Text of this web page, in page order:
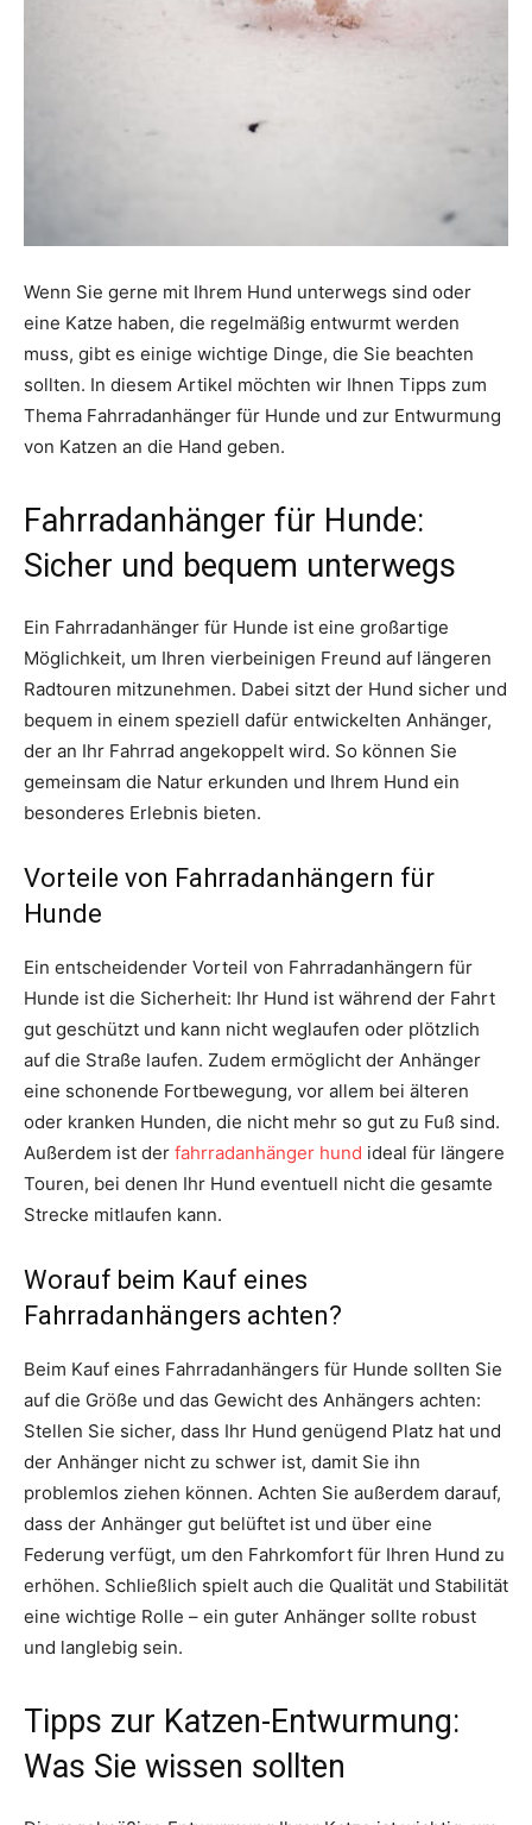
Wenn Sie gerne mit Ihrem Hund unterwegs sind oder
eine Katze haben, die regelmäßig entwurmt werden
muss, gibt es einige wichtige Dinge, die Sie beachten
sollten. In diesem Artikel möchten wir Ihnen Tipps zum
Thema Fahrradanhänger für Hunde und zur Entwurmung
von Katzen an die Hand geben.
Fahrradanhänger für Hunde:
Sicher und bequem unterwegs
Ein Fahrradanhänger für Hunde ist eine großartige
Möglichkeit, um Ihren vierbeinigen Freund auf längeren
Radtouren mitzunehmen. Dabei sitzt der Hund sicher und
bequem in einem speziell dafür entwickelten Anhänger,
der an Ihr Fahrrad angekoppelt wird. So können Sie
gemeinsam die Natur erkunden und Ihrem Hund ein
besonderes Erlebnis bieten.
Vorteile von Fahrradanhängern für
Hunde
Ein entscheidender Vorteil von Fahrradanhängern für
Hunde ist die Sicherheit: Ihr Hund ist während der Fahrt
gut geschützt und kann nicht weglaufen oder plötzlich
auf die Straße laufen. Zudem ermöglicht der Anhänger
eine schonende Fortbewegung, vor allem bei älteren
oder kranken Hunden, die nicht mehr so gut zu Fuß sind.
Außerdem ist der fahrradanhänger hund ideal für längere
Touren, bei denen Ihr Hund eventuell nicht die gesamte
Strecke mitlaufen kann.
Worauf beim Kauf eines
Fahrradanhängers achten?
Beim Kauf eines Fahrradanhängers für Hunde sollten Sie
auf die Größe und das Gewicht des Anhängers achten:
Stellen Sie sicher, dass Ihr Hund genügend Platz hat und
der Anhänger nicht zu schwer ist, damit Sie ihn
problemlos ziehen können. Achten Sie außerdem darauf,
dass der Anhänger gut belüftet ist und über eine
Federung verfügt, um den Fahrkomfort für Ihren Hund zu
erhöhen. Schließlich spielt auch die Qualität und Stabilität
eine wichtige Rolle – ein guter Anhänger sollte robust
und langlebig sein.
Tipps zur Katzen-Entwurmung:
Was Sie wissen sollten